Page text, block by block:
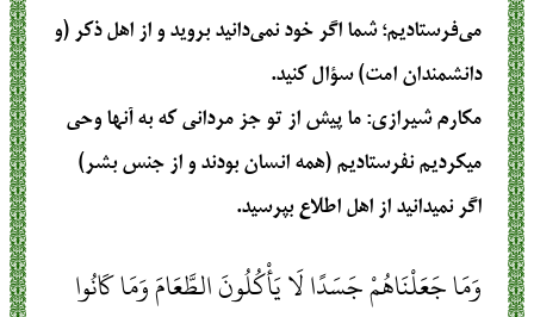
می‌فرستادیم؛ شما اگر خود نمی‌دانید بروید و از اهل ذکر (و
دانشمندان امت) سؤال کنید.
مکارم شیرازی: ما پيش از تو جز مرداني كه به آنها وحي
ميكرديم نفرستاديم (همه انسان بودند و از جنس بشر)
اگر نمي‏دانيد از اهل اطلاع بپرسيد.
وَمَا جَعَلْنَاهُمْ جَسَدًا لَا يَأْكُلُونَ الطَّعَامَ وَمَا كَانُوا